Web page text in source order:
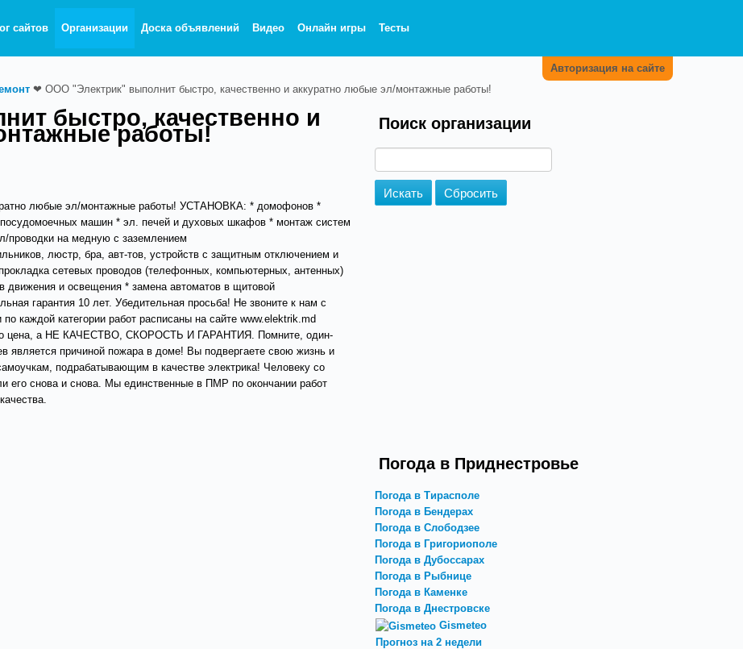
сайтов Организации Доска объявлений Видео Онлайн игры Тесты
Авторизация на сайте
❤ ООО "Электрик" выполнит быстро, качественно и аккуратно любые эл/монтажные работы!
быстро, качественно и
работы!
любые эл/монтажные работы! УСТАНОВКА: * домофонов *
машин * эл. печей и духовых шкафов * монтаж систем
проводки на медную с заземлением
люстр, бра, авт-тов, устройств с защитным отключением и
сетевых проводов (телефонных, компьютерных, антенных)
движения и освещения * замена автоматов в щитовой
гарантия 10 лет. Убедительная просьба! Не звоните к нам с
каждой категории работ расписаны на сайте www.elektrik.md
цена, а НЕ КАЧЕСТВО, СКОРОСТЬ И ГАРАНТИЯ. Помните, один-
является причиной пожара в доме! Вы подвергаете свою жизнь и
подрабатывающим в качестве электрика! Человеку со
его снова и снова. Мы единственные в ПМР по окончании работ
Поиск организации
Погода в Приднестровье
Погода в Тирасполе
Погода в Бендерах
Погода в Слободзее
Погода в Григориополе
Погода в Дубоссарах
Погода в Рыбнице
Погода в Каменке
Погода в Днестровске
Gismeteo
Прогноз на 2 недели